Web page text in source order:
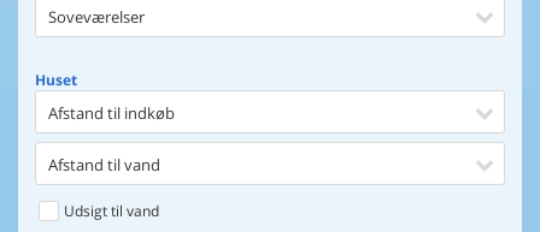
Soveværelser
Huset
Afstand til indkøb
Afstand til vand
Udsigt til vand